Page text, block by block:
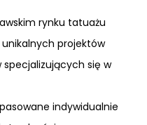
rynku tatuażu
projektów
się w
indywidualnie